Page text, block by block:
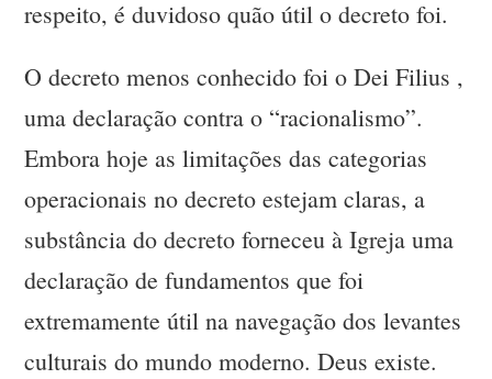
respeito, é duvidoso quão útil o decreto foi.
O decreto menos conhecido foi o Dei Filius ,
uma declaração contra o “racionalismo”.
Embora hoje as limitações das categorias
operacionais no decreto estejam claras, a
substância do decreto forneceu à Igreja uma
declaração de fundamentos que foi
extremamente útil na navegação dos levantes
culturais do mundo moderno. Deus existe.